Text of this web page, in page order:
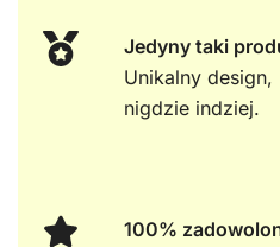
Jedyny taki
Unikalny
nigdzie indziej.
100%